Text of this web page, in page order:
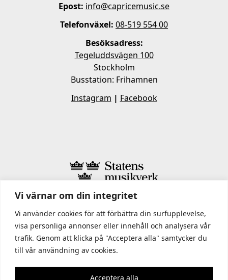
Vi värnar om din integritet
Vi använder cookies för att förbättra din surfupplevelse,
visa personliga annonser eller innehåll och analysera vår
trafik. Genom att klicka på "Acceptera alla" samtycker du
till vår användning av cookies.
Acceptera alla
Epost: info@capricemusic.se
Telefonväxel: 08-519 554 00
Besöksadress:
Tegeluddsvägen 100
Stockholm
Busstation: Frihamnen
Instagram | Facebook
I STATENS MUSIKVERK INGÅR